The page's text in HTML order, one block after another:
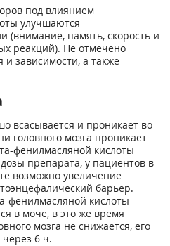
под влиянием
улучшаются
(внимание, память, скорость и
реакций). Не отмечено
зависимости, а также
всасывается и проникает во
головного мозга проникает
фенилмасляной кислоты
препарата, у пациентов в
возможно увеличение
барьер.
фенилмасляной кислоты
в моче, в это же время
мозга не снижается, его
6 ч.